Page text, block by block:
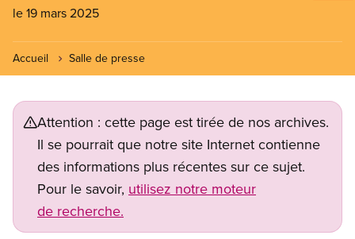
le 19 mars 2025
Accueil Salle de presse
Attention : cette page est tirée de nos archives.
Il se pourrait que notre site Internet contienne
des informations plus récentes sur ce sujet.
Pour le savoir, utilisez notre moteur
de recherche.